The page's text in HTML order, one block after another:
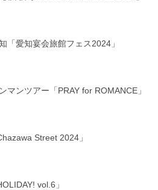
「愛知宴会旅館フェス2024」
マンツアー「PRAY for ROMANCE」
Street 2024」
vol.6」